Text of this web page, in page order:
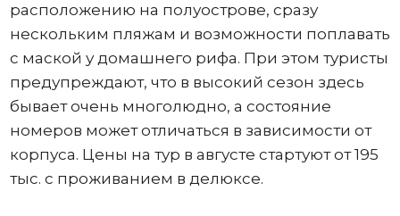
расположению на полуострове, сразу
нескольким пляжам и возможности поплавать
с маской у домашнего рифа. При этом туристы
предупреждают, что в высокий сезон здесь
бывает очень многолюдно, а состояние
номеров может отличаться в зависимости от
корпуса. Цены на тур в августе стартуют от 195
тыс. с проживанием в делюксе.